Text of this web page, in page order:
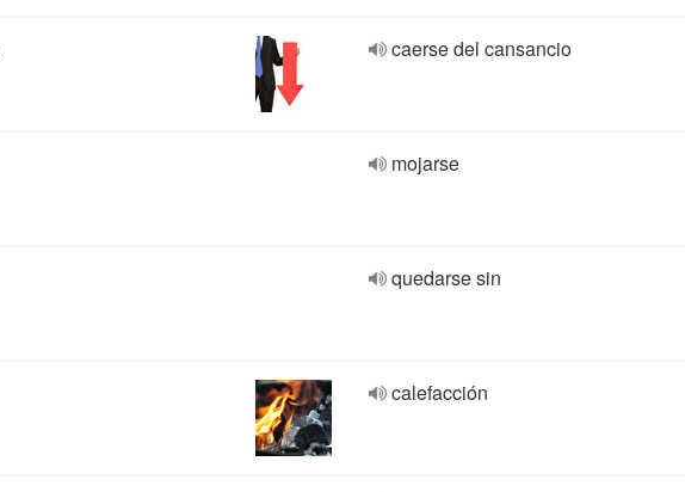
caerse del cansancio
mojarse
quedarse sin
calefacción